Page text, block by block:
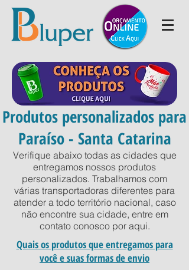
Produtos personalizados para
Paraíso - Santa Catarina
Verifique abaixo todas as cidades que
entregamos nossos produtos
personalizados. Trabalhamos com
várias transportadoras diferentes para
atender a todo território nacional, caso
não encontre sua cidade, entre em
contato conosco por aqui.
Quais os produtos que entregamos para
você e suas formas de envio